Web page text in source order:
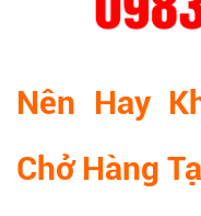
Nên Hay
Chở Hàng